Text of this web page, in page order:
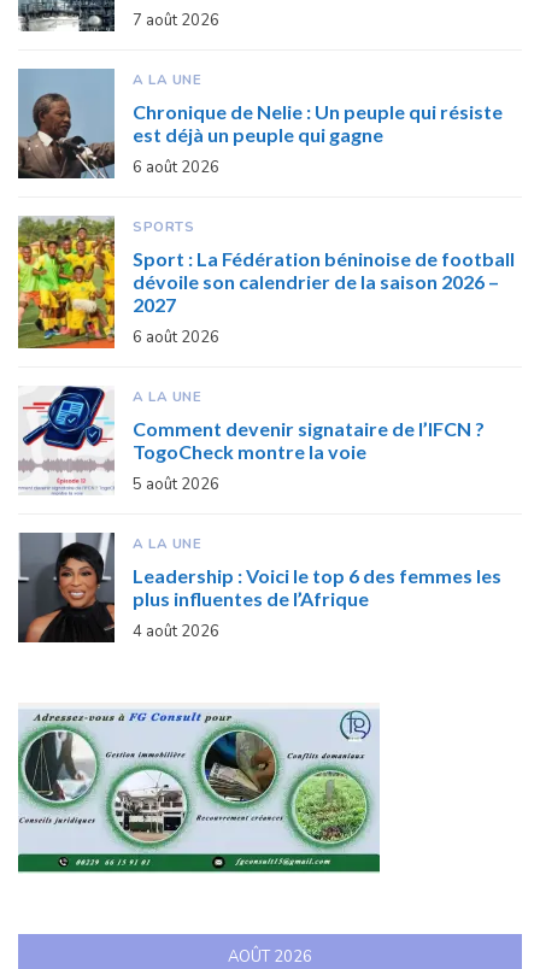
7 août 2026
A LA UNE
Chronique de Nelie : Un peuple qui résiste
est déjà un peuple qui gagne
6 août 2026
SPORTS
Sport : La Fédération béninoise de football
dévoile son calendrier de la saison 2026 –
2027
6 août 2026
A LA UNE
Comment devenir signataire de l’IFCN ?
TogoCheck montre la voie
5 août 2026
A LA UNE
Leadership : Voici le top 6 des femmes les
plus influentes de l’Afrique
4 août 2026
AOÛT 2026